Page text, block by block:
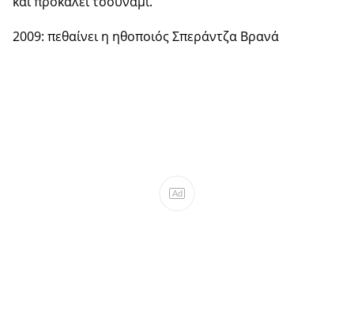
2009: πεθαίνει η ηθοποιός Σπεράντζα Βρανά
Ad